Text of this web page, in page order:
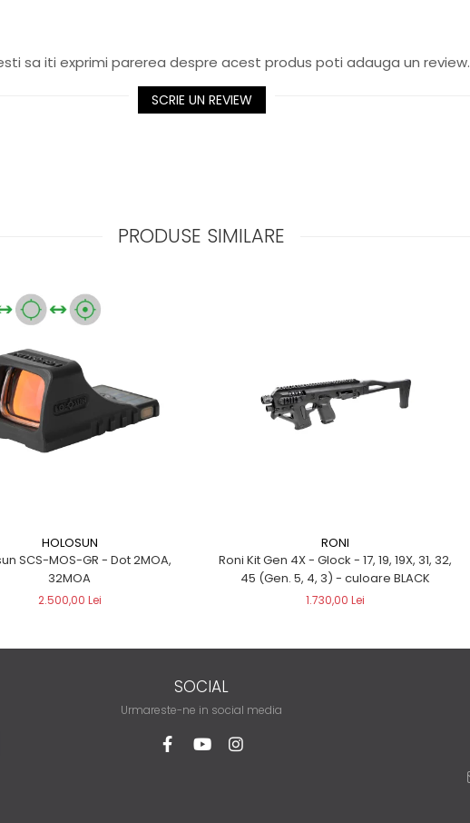
sa iti exprimi parerea despre acest produs poti adauga un review.
SCRIE UN REVIEW
PRODUSE SIMILARE
HOLOSUN
SCS-MOS-GR - Dot 2MOA,
32MOA
2.500,00 Lei
RONI
Roni Kit Gen 4X - Glock - 17, 19, 19X, 31, 32,
45 (Gen. 5, 4, 3) - culoare BLACK
1.730,00 Lei
SOCIAL
Urmareste-ne in social media